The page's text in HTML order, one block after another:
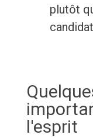
plutôt
l'esprit